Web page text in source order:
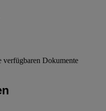
verfügbaren Dokumente